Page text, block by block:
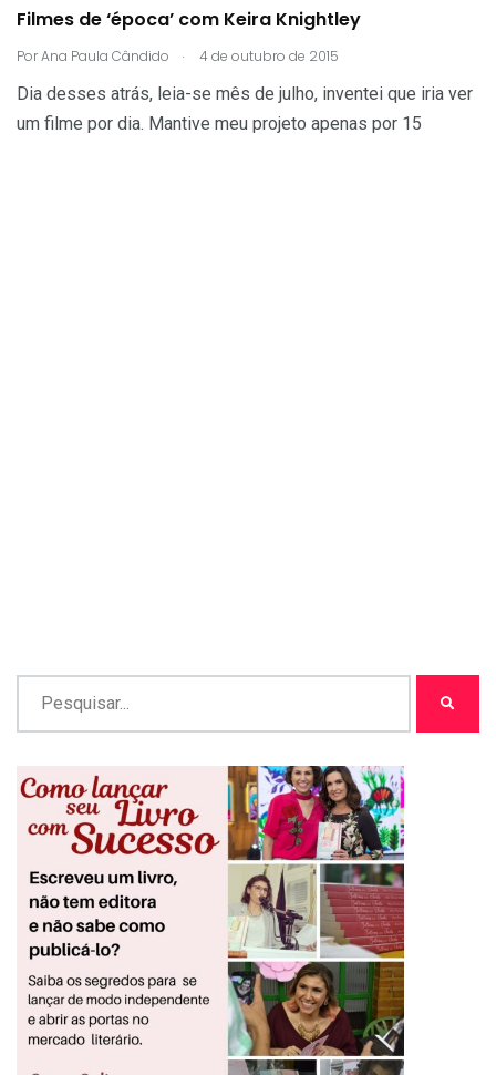
Filmes de ‘época’ com Keira Knightley
PorAna Paula Cândido . 4 de outubro de 2015
Dia desses atrás, leia-se mês de julho, inventei que iria ver
um filme por dia. Mantive meu projeto apenas por 15